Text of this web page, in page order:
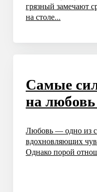
грязный замечают
на столе...
Самые
на
Любовь — одно из
вдохновляющих
Однако порой